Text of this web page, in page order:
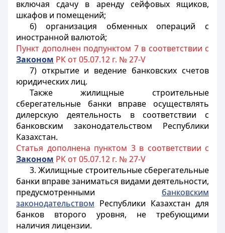
включая сдачу в аренду сейфовых ящиков,
шкафов и помещений;
6) организация обменных операций с
иностранной валютой;
Пункт дополнен подпунктом 7 в соответствии с
Законом РК от 05.07.12 г. № 27-V
7) открытие и ведение банковских счетов
юридических лиц.
Также жилищные строительные
сберегательные банки вправе осуществлять
дилерскую деятельность в соответствии с
банковским законодательством Республики
Казахстан.
Статья дополнена пунктом 3 в соответствии с
Законом РК от 05.07.12 г. № 27-V
3. Жилищные строительные сберегательные
банки вправе заниматься видами деятельности,
предусмотренными банковским
законодательством Республики Казахстан для
банков второго уровня, не требующими
наличия лицензии.